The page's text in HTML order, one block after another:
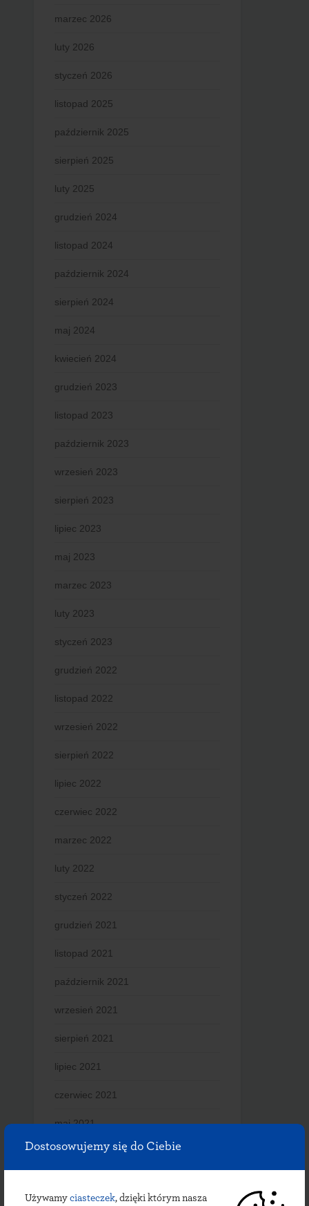
Dostosowujemy się do Ciebie
Używamy ciasteczek, dzięki którym nasza
marzec 2026
luty 2026
styczeń 2026
listopad 2025
październik 2025
sierpień 2025
luty 2025
grudzień 2024
listopad 2024
październik 2024
sierpień 2024
maj 2024
kwiecień 2024
grudzień 2023
listopad 2023
październik 2023
wrzesień 2023
sierpień 2023
lipiec 2023
maj 2023
marzec 2023
luty 2023
styczeń 2023
grudzień 2022
listopad 2022
wrzesień 2022
sierpień 2022
lipiec 2022
czerwiec 2022
marzec 2022
luty 2022
styczeń 2022
grudzień 2021
listopad 2021
październik 2021
wrzesień 2021
sierpień 2021
lipiec 2021
czerwiec 2021
maj 2021
kwiecień 2021